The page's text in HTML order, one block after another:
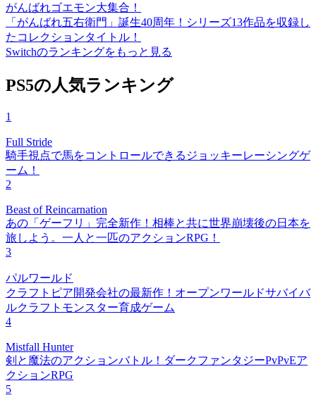
がんばれゴエモン大集合！
「がんばれ五右衛門」誕生40周年！シリーズ13作品を収録し
たコレクションタイトル！
Switchのランキングをもっと見る
PS5の人気ランキング
1
Full Stride
騎手視点で馬をコントロールできるジョッキーレーシングゲ
ーム！
2
Beast of Reincarnation
あの「ゲーフリ」完全新作！相棒と共に世界崩壊後の日本を
旅しよう。一人と一匹のアクションRPG！
3
パルワールド
クラフトピア開発会社の最新作！オープンワールドサバイバ
ルクラフトモンスター育成ゲーム
4
Mistfall Hunter
剣と魔法のアクションバトル！ダークファンタジーPvPvEア
クションRPG
5